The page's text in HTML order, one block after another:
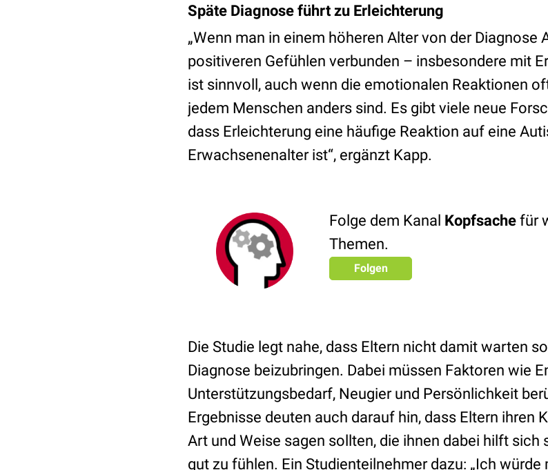
Späte Diagnose führt zu Erleichterung
„Wenn man in einem höheren Alter von der
positiveren Gefühlen verbunden – insbesondere mit
ist sinnvoll, auch wenn die emotionalen Reaktionen
jedem Menschen anders sind. Es gibt viele neue
dass Erleichterung eine häufige Reaktion auf eine
Erwachsenenalter ist“, ergänzt Kapp.
Folge dem Kanal Kopfsache für
Themen.
Folgen
Die Studie legt nahe, dass Eltern nicht damit warten
Diagnose beizubringen. Dabei müssen Faktoren wie
Unterstützungsbedarf, Neugier und Persönlichkeit
Ergebnisse deuten auch darauf hin, dass Eltern ihren
Art und Weise sagen sollten, die ihnen dabei hilft sich
gut zu fühlen. Ein Studienteilnehmer dazu: „Ich